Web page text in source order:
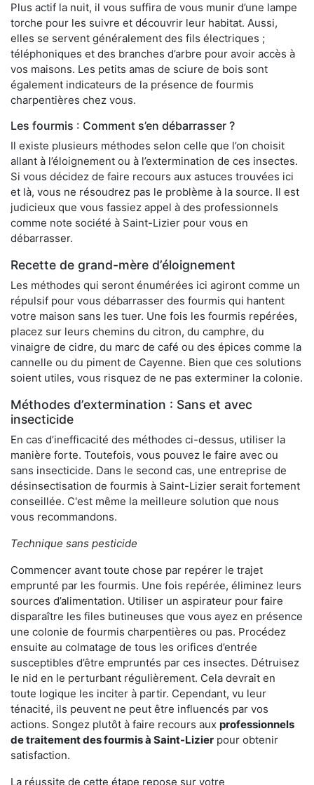
Plus actif la nuit, il vous suffira de vous munir d’une lampe
torche pour les suivre et découvrir leur habitat. Aussi,
elles se servent généralement des fils électriques ;
téléphoniques et des branches d’arbre pour avoir accès à
vos maisons. Les petits amas de sciure de bois sont
également indicateurs de la présence de fourmis
charpentières chez vous.
Les fourmis : Comment s’en débarrasser ?
Il existe plusieurs méthodes selon celle que l’on choisit
allant à l’éloignement ou à l’extermination de ces insectes.
Si vous décidez de faire recours aux astuces trouvées ici
et là, vous ne résoudrez pas le problème à la source. Il est
judicieux que vous fassiez appel à des professionnels
comme note société à Saint-Lizier pour vous en
débarrasser.
Recette de grand-mère d’éloignement
Les méthodes qui seront énumérées ici agiront comme un
répulsif pour vous débarrasser des fourmis qui hantent
votre maison sans les tuer. Une fois les fourmis repérées,
placez sur leurs chemins du citron, du camphre, du
vinaigre de cidre, du marc de café ou des épices comme la
cannelle ou du piment de Cayenne. Bien que ces solutions
soient utiles, vous risquez de ne pas exterminer la colonie.
Méthodes d’extermination : Sans et avec
insecticide
En cas d’inefficacité des méthodes ci-dessus, utiliser la
manière forte. Toutefois, vous pouvez le faire avec ou
sans insecticide. Dans le second cas, une entreprise de
désinsectisation de fourmis à Saint-Lizier serait fortement
conseillée. C'est même la meilleure solution que nous
vous recommandons.
Technique sans pesticide
Commencer avant toute chose par repérer le trajet
emprunté par les fourmis. Une fois repérée, éliminez leurs
sources d’alimentation. Utiliser un aspirateur pour faire
disparaître les files butineuses que vous ayez en présence
une colonie de fourmis charpentières ou pas. Procédez
ensuite au colmatage de tous les orifices d’entrée
susceptibles d’être empruntés par ces insectes. Détruisez
le nid en le perturbant régulièrement. Cela devrait en
toute logique les inciter à partir. Cependant, vu leur
ténacité, ils peuvent ne peut être influencés par vos
actions. Songez plutôt à faire recours aux professionnels
de traitement des fourmis à Saint-Lizier pour obtenir
satisfaction.
La réussite de cette étape repose sur votre